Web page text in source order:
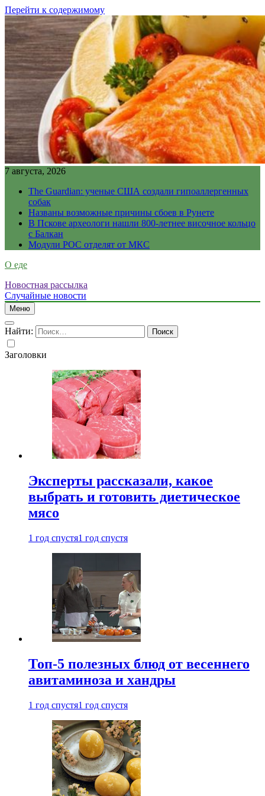
Перейти к содержимому
7 августа, 2026
The Guardian: ученые США создали гипоаллергенных
собак
Названы возможные причины сбоев в Рунете
В Пскове археологи нашли 800-летнее височное кольцо
с Балкан
Модули РОС отделят от МКС
О еде
Новостная рассылка
Случайные новости
Меню
Найти:
Заголовки
Эксперты рассказали, какое
выбрать и готовить диетическое
мясо
1 год спустя1 год спустя
Топ-5 полезных блюд от весеннего
авитаминоза и хандры
1 год спустя1 год спустя